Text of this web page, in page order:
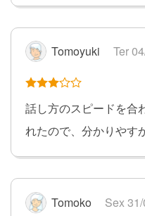
Tomoyuki Ter
話し方のスピードを合
れたので、分かりやす
Tomoko Sex